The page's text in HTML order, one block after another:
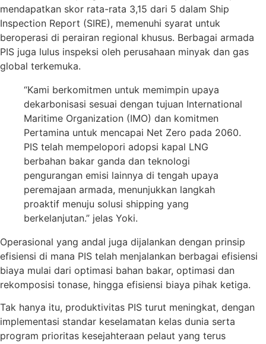
mendapatkan skor rata-rata 3,15 dari 5 dalam Ship
Inspection Report (SIRE), memenuhi syarat untuk
beroperasi di perairan regional khusus. Berbagai armada
PIS juga lulus inspeksi oleh perusahaan minyak dan gas
global terkemuka.
“Kami berkomitmen untuk memimpin upaya
dekarbonisasi sesuai dengan tujuan International
Maritime Organization (IMO) dan komitmen
Pertamina untuk mencapai Net Zero pada 2060.
PIS telah mempelopori adopsi kapal LNG
berbahan bakar ganda dan teknologi
pengurangan emisi lainnya di tengah upaya
peremajaan armada, menunjukkan langkah
proaktif menuju solusi shipping yang
berkelanjutan.” jelas Yoki.
Operasional yang andal juga dijalankan dengan prinsip
efisiensi di mana PIS telah menjalankan berbagai efisiensi
biaya mulai dari optimasi bahan bakar, optimasi dan
rekomposisi tonase, hingga efisiensi biaya pihak ketiga.
Tak hanya itu, produktivitas PIS turut meningkat, dengan
implementasi standar keselamatan kelas dunia serta
program prioritas kesejahteraan pelaut yang terus